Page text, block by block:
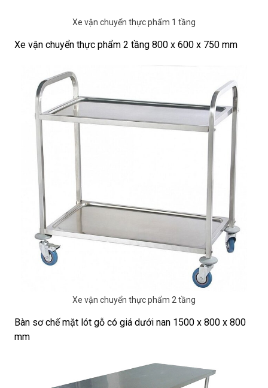
Xe vận chuyển thực phẩm 1 tầng
Xe vận chuyển thực phẩm 2 tầng 800 x 600 x 750 mm
Xe vận chuyển thực phẩm 2 tầng
Bàn sơ chế mặt lót gỗ có giá dưới nan 1500 x 800 x 800
mm